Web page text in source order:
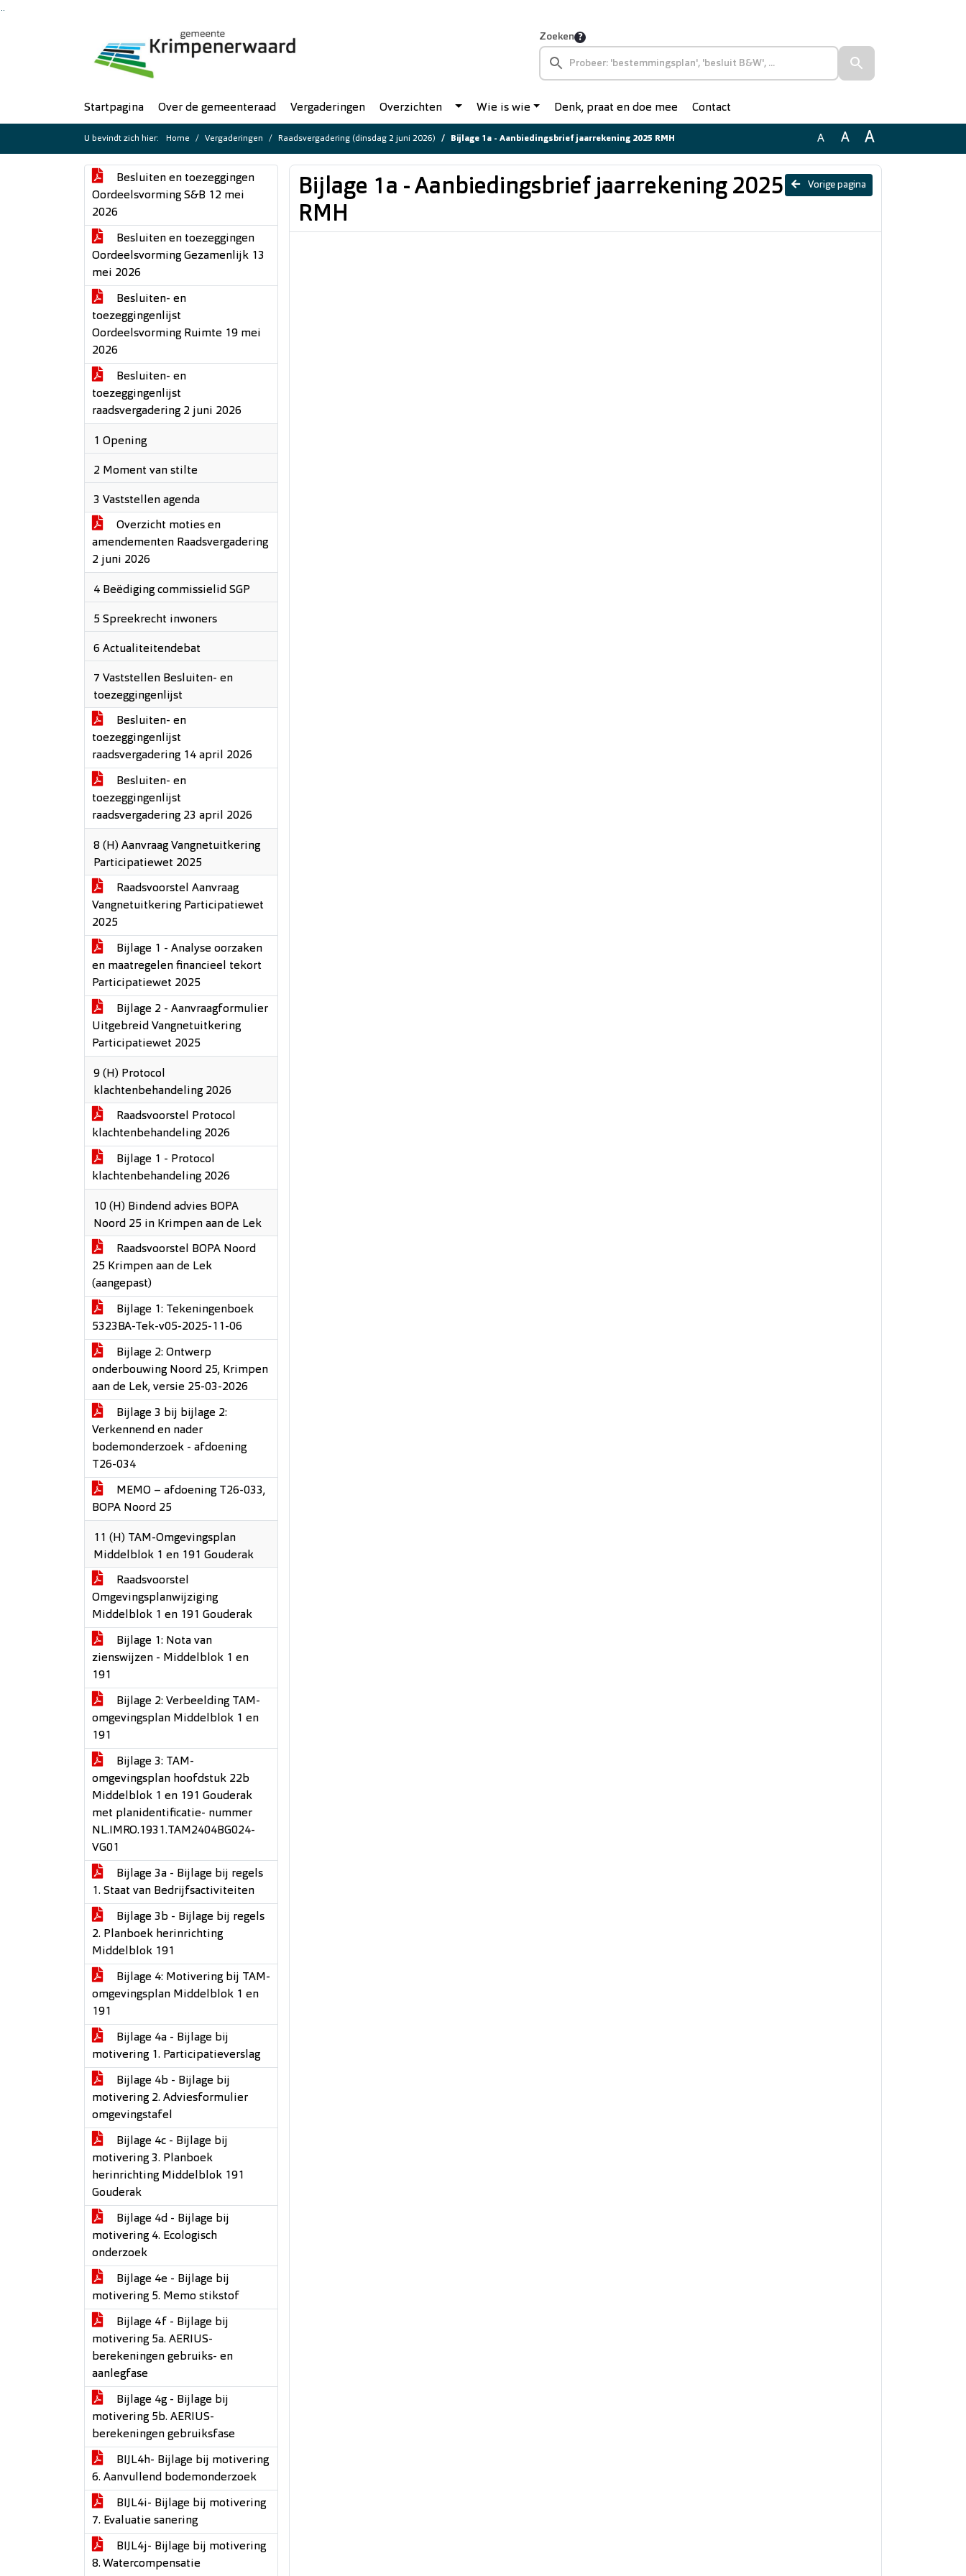
Zoeken
Startpagina Over de gemeenteraad Vergaderingen Overzichten Wie is wie Denk, praat en doe mee Contact
U bevindt zich hier: Home Vergaderingen Raadsvergadering (dinsdag 2 juni 2026) Bijlage 1a - Aanbiedingsbrief jaarrekening 2025 RMH A A A
Besluiten en toezeggingen
Oordeelsvorming S&B 12 mei
2026
Besluiten en toezeggingen
Oordeelsvorming Gezamenlijk 13
mei 2026
Besluiten- en
toezeggingenlijst
Oordeelsvorming Ruimte 19 mei
2026
Besluiten- en
toezeggingenlijst
raadsvergadering 2 juni 2026
1 Opening
2 Moment van stilte
3 Vaststellen agenda
Overzicht moties en
amendementen Raadsvergadering
2 juni 2026
4 Beëdiging commissielid SGP
5 Spreekrecht inwoners
6 Actualiteitendebat
7 Vaststellen Besluiten- en
toezeggingenlijst
Besluiten- en
toezeggingenlijst
raadsvergadering 14 april 2026
Besluiten- en
toezeggingenlijst
raadsvergadering 23 april 2026
8 (H) Aanvraag Vangnetuitkering
Participatiewet 2025
Raadsvoorstel Aanvraag
Vangnetuitkering Participatiewet
2025
Bijlage 1 - Analyse oorzaken
en maatregelen financieel tekort
Participatiewet 2025
Bijlage 2 - Aanvraagformulier
Uitgebreid Vangnetuitkering
Participatiewet 2025
9 (H) Protocol
klachtenbehandeling 2026
Raadsvoorstel Protocol
klachtenbehandeling 2026
Bijlage 1 - Protocol
klachtenbehandeling 2026
10 (H) Bindend advies BOPA
Noord 25 in Krimpen aan de Lek
Raadsvoorstel BOPA Noord
25 Krimpen aan de Lek
(aangepast)
Bijlage 1: Tekeningenboek
5323BA-Tek-v05-2025-11-06
Bijlage 2: Ontwerp
onderbouwing Noord 25, Krimpen
aan de Lek, versie 25-03-2026
Bijlage 3 bij bijlage 2:
Verkennend en nader
bodemonderzoek - afdoening
T26-034
MEMO – afdoening T26-033,
BOPA Noord 25
11 (H) TAM-Omgevingsplan
Middelblok 1 en 191 Gouderak
Raadsvoorstel
Omgevingsplanwijziging
Middelblok 1 en 191 Gouderak
Bijlage 1: Nota van
zienswijzen - Middelblok 1 en
191
Bijlage 2: Verbeelding TAM-
omgevingsplan Middelblok 1 en
191
Bijlage 3: TAM-
omgevingsplan hoofdstuk 22b
Middelblok 1 en 191 Gouderak
met planidentificatie- nummer
NL.IMRO.1931.TAM2404BG024-
VG01
Bijlage 3a - Bijlage bij regels
1. Staat van Bedrijfsactiviteiten
Bijlage 3b - Bijlage bij regels
2. Planboek herinrichting
Middelblok 191
Bijlage 4: Motivering bij TAM-
omgevingsplan Middelblok 1 en
191
Bijlage 4a - Bijlage bij
motivering 1. Participatieverslag
Bijlage 4b - Bijlage bij
motivering 2. Adviesformulier
omgevingstafel
Bijlage 4c - Bijlage bij
motivering 3. Planboek
herinrichting Middelblok 191
Gouderak
Bijlage 4d - Bijlage bij
motivering 4. Ecologisch
onderzoek
Bijlage 4e - Bijlage bij
motivering 5. Memo stikstof
Bijlage 4f - Bijlage bij
motivering 5a. AERIUS-
berekeningen gebruiks- en
aanlegfase
Bijlage 4g - Bijlage bij
motivering 5b. AERIUS-
berekeningen gebruiksfase
BIJL4h- Bijlage bij motivering
6. Aanvullend bodemonderzoek
BIJL4i- Bijlage bij motivering
7. Evaluatie sanering
BIJL4j- Bijlage bij motivering
8. Watercompensatie
Vorige pagina
Bijlage 1a - Aanbiedingsbrief jaarrekening 2025
RMH